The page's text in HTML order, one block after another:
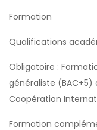
Formation
Qualifications
Obligatoire :
généraliste
Coopération
Formation